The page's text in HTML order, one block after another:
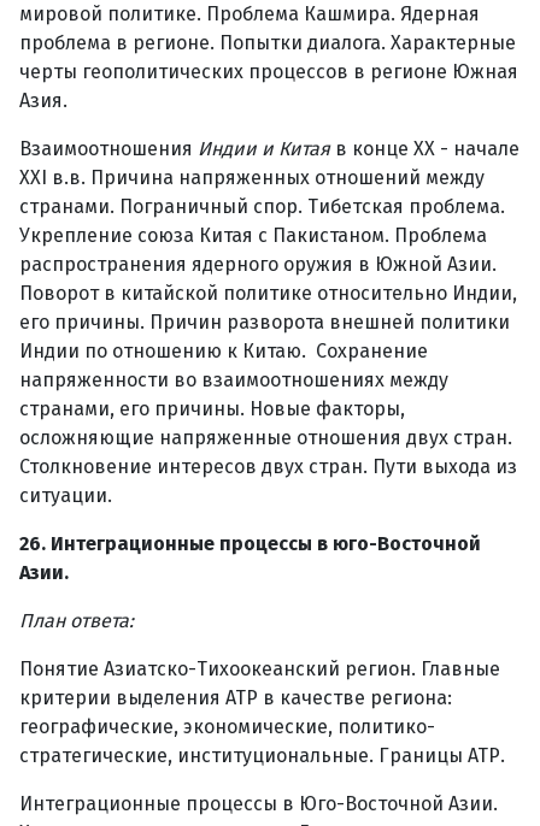
мировой политике. Проблема Кашмира. Ядерная
проблема в регионе. Попытки диалога. Характерные
черты геополитических процессов в регионе Южная
Азия.
Взаимоотношения Индии и Китаяв конце XX - начале
XXI в.в. Причина напряженных отношений между
странами. Пограничный спор. Тибетская проблема.
Укрепление союза Китая с Пакистаном. Проблема
распространения ядерного оружия в Южной Азии.
Поворот в китайской политике относительно Индии,
его причины. Причин разворота внешней политики
Индии по отношению к Китаю. Сохранение
напряженности во взаимоотношениях между
странами, его причины. Новые факторы,
осложняющие напряженные отношения двух стран.
Столкновение интересов двух стран. Пути выхода из
ситуации.
26. Интеграционные процессы в юго-Восточной
Азии.
План ответа:
Понятие Азиатско-Тихоокеанский регион. Главные
критерии выделения АТР в качестве региона:
географические, экономические, политико-
стратегические, институциональные. Границы АТР.
Интеграционные процессы в Юго-Восточной Азии.